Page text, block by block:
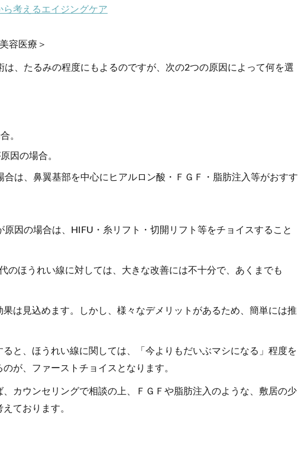
考えるエイジングケア
容医療＞
、たるみの程度にもよるのですが、次の2つの原因によって何を選
。
因の場合。
は、鼻翼基部を中心にヒアルロン酸・ＦＧＦ・脂肪注入等がおすす
因の場合は、HIFU・糸リフト・切開リフト等をチョイスすること
のほうれい線に対しては、大きな改善には不十分で、あくまでも
は見込めます。しかし、様々なデメリットがあるため、簡単には推
と、ほうれい線に関しては、「今よりもだいぶマシになる」程度を
が、ファーストチョイスとなります。
カウンセリングで相談の上、ＦＧＦや脂肪注入のような、敷居の少
ております。